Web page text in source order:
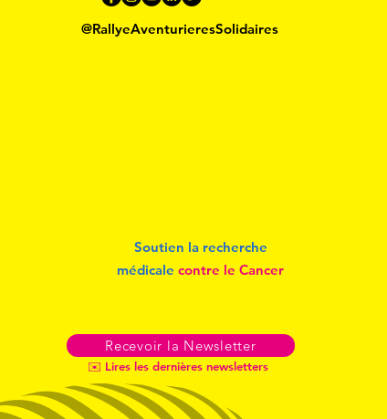
@RallyeAventurieresSolidaires
Soutien la recherche
médicale contre le Cancer
Recevoir la Newsletter
✉️ Lires les dernières newsletters